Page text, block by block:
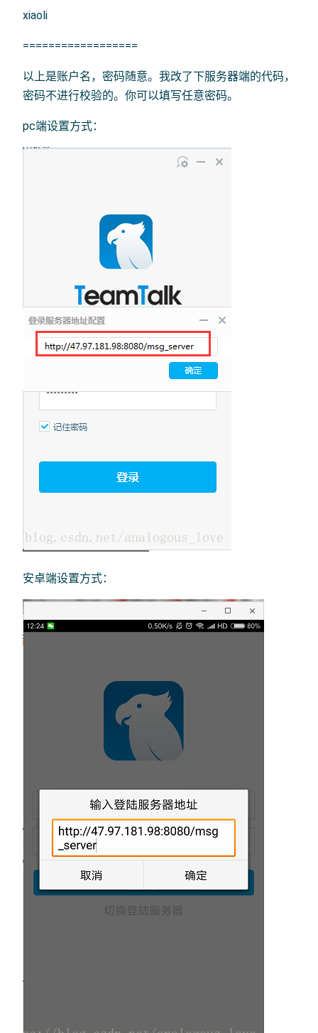
xiaoli
==================
以上是账户名，密码随意。我改了下服务器端的代码，
密码不进行校验的。你可以填写任意密码。
pc端设置方式：
安卓端设置方式：